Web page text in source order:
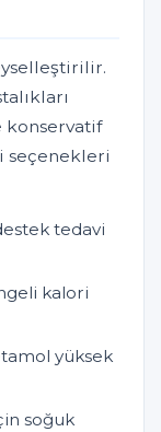
konservatif
seçenekleri
tedavi
kalori
yüksek
soğuk